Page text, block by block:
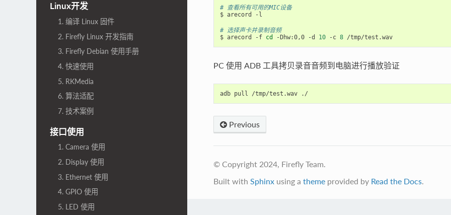
Linux开发
1. 编译 Linux 固件
2. Firefly Linux 开发指南
3. Firefly Debian 使用手册
4. 快速使用
5. RKMedia
6. 算法适配
7. 技术案例
接口使用
1. Camera 使用
2. Display 使用
3. Ethernet 使用
4. GPIO 使用
5. LED 使用
# 查看所有可用的MIC设备
$ arecord -l
# 选择声卡并录制音频
$ arecord -f cd -Dhw:0,0 -d 10 -c 8 /tmp/test.wav
PC 使用 ADB 工具拷贝录音音频到电脑进行播放验证
Previous
© Copyright 2024, Firefly Team.
Built with Sphinxusing a themeprovided by Read the Docs.